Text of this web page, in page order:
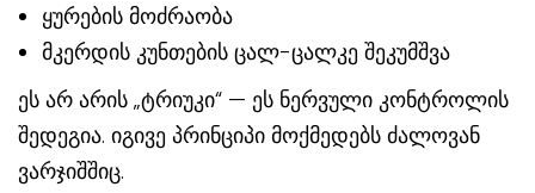
ყურების მოძრაობა
მკერდის კუნთების ცალ-ცალკე შეკუმშვა
ეს არ არის „ტრიუკი“ — ეს ნერვული კონტროლის
შედეგია. იგივე პრინციპი მოქმედებს ძალოვან
ვარჯიშშიც.